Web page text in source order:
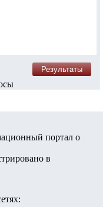
портал о
в